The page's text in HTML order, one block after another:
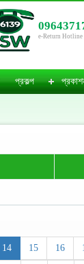
e-Return Hotline
প্রকল্প
14 15 16